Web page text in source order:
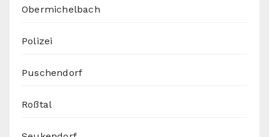
Obermichelbach
Polizei
Puschendorf
Roßtal